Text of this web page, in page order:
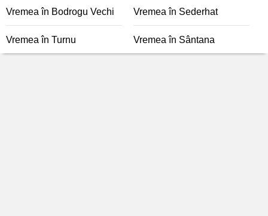
Vremea în Bodrogu Vechi Vremea în Sederhat
Vremea în Turnu Vremea în Sântana